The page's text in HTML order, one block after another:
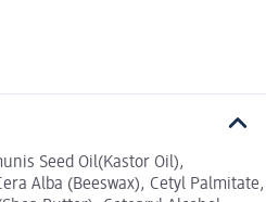
Seed Oil(Kastor Oil),
Alba (Beeswax), Cetyl Palmitate,